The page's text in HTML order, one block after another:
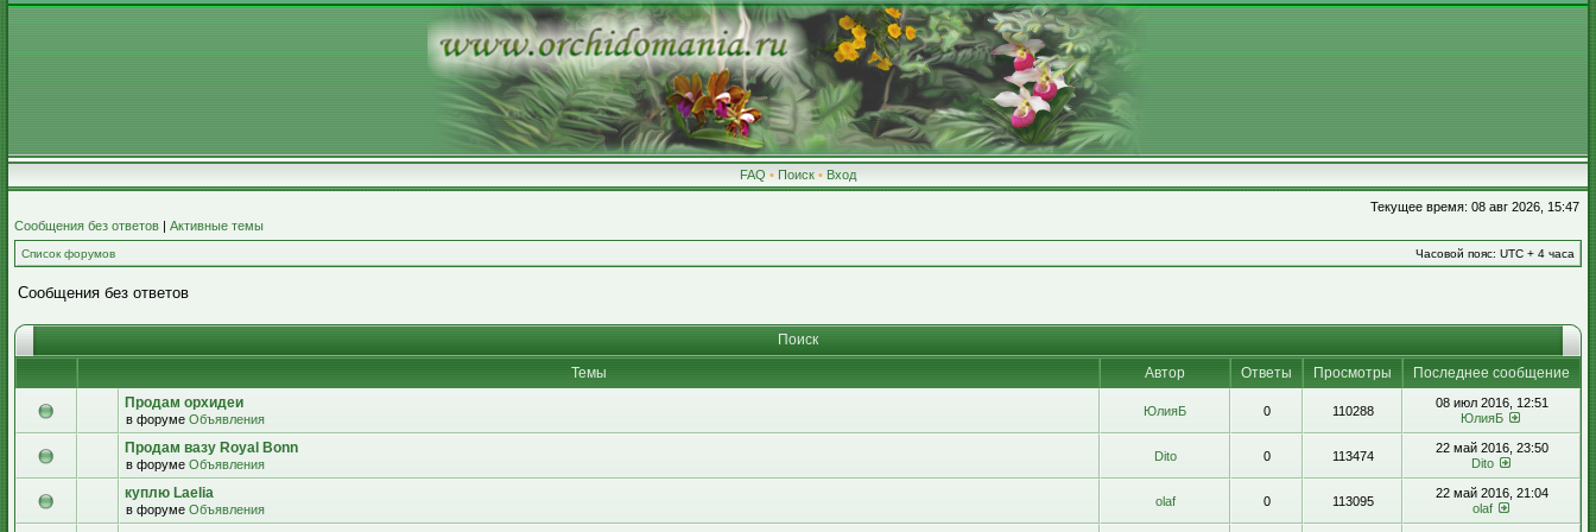
FAQ • Поиск • Вход
Текущее время: 08 авг 2026, 15:47
Сообщения без ответов | Активные темы
Список форумов Часовой пояс: UTC + 4 часа
Сообщения без ответов
Поиск
Темы
Автор Ответы Просмотры
Последнее сообщение
Продам орхидеи
в форуме Объявления
ЮлияБ 0 110288
08 июл 2016, 12:51
ЮлияБ
Продам вазу Royal Bonn
в форуме Объявления
Dito 0 113474
22 май 2016, 23:50
Dito
куплю Laelia
в форуме Объявления
olaf 0 113095
22 май 2016, 21:04
olaf